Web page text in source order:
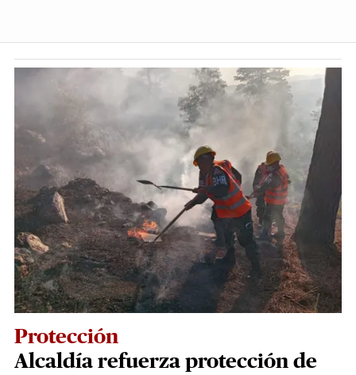
Protección
Alcaldía refuerza protección de